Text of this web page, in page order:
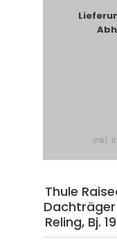
inkl.
Thule
Reling, Bj.